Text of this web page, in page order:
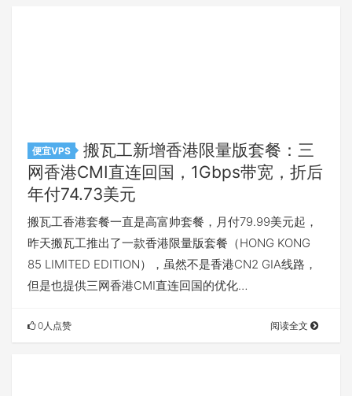
便宜VPS
搬瓦工新增香港限量版套餐：三
网香港CMI直连回国，1Gbps带宽，折后
年付74.73美元
搬瓦工香港套餐一直是高富帅套餐，月付79.99美元起，
昨天搬瓦工推出了一款香港限量版套餐（HONG KONG
85 LIMITED EDITION），虽然不是香港CN2 GIA线路，
但是也提供三网香港CMI直连回国的优化…
0人点赞 阅读全文